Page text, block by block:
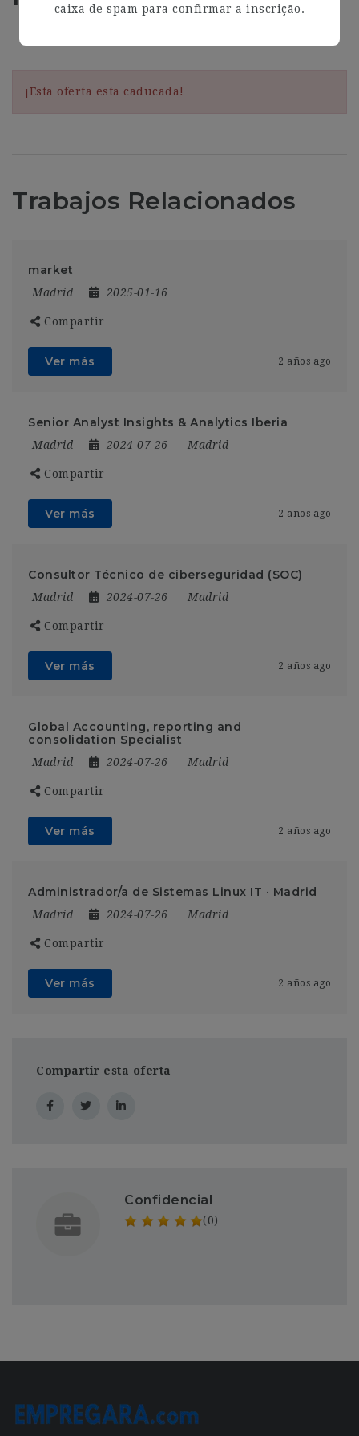
¡Esta oferta esta caducada!
Trabajos Relacionados
market
Madrid 2025-01-16
Compartir
Ver más 2 años ago
Senior Analyst Insights & Analytics Iberia
Madrid 2024-07-26 Madrid
Compartir
Ver más 2 años ago
Consultor Técnico de ciberseguridad (SOC)
Madrid 2024-07-26 Madrid
Compartir
Ver más 2 años ago
Global Accounting, reporting and
consolidation Specialist
Madrid 2024-07-26 Madrid
Compartir
Ver más 2 años ago
Administrador/a de Sistemas Linux IT · Madrid
Madrid 2024-07-26 Madrid
Compartir
Ver más 2 años ago
Compartir esta oferta
Confidencial
(0)
caixa de spam para confirmar a inscrição.